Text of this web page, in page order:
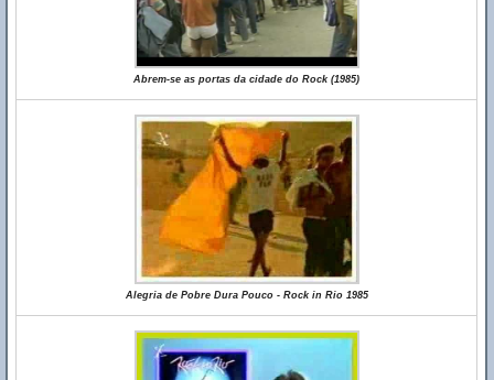
Abrem-se as portas da cidade do Rock (1985)
Alegria de Pobre Dura Pouco - Rock in Rio 1985